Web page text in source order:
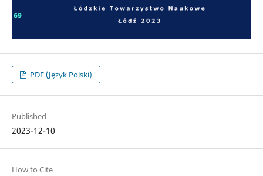
PDF (Język Polski)
Published
2023-12-10
How to Cite